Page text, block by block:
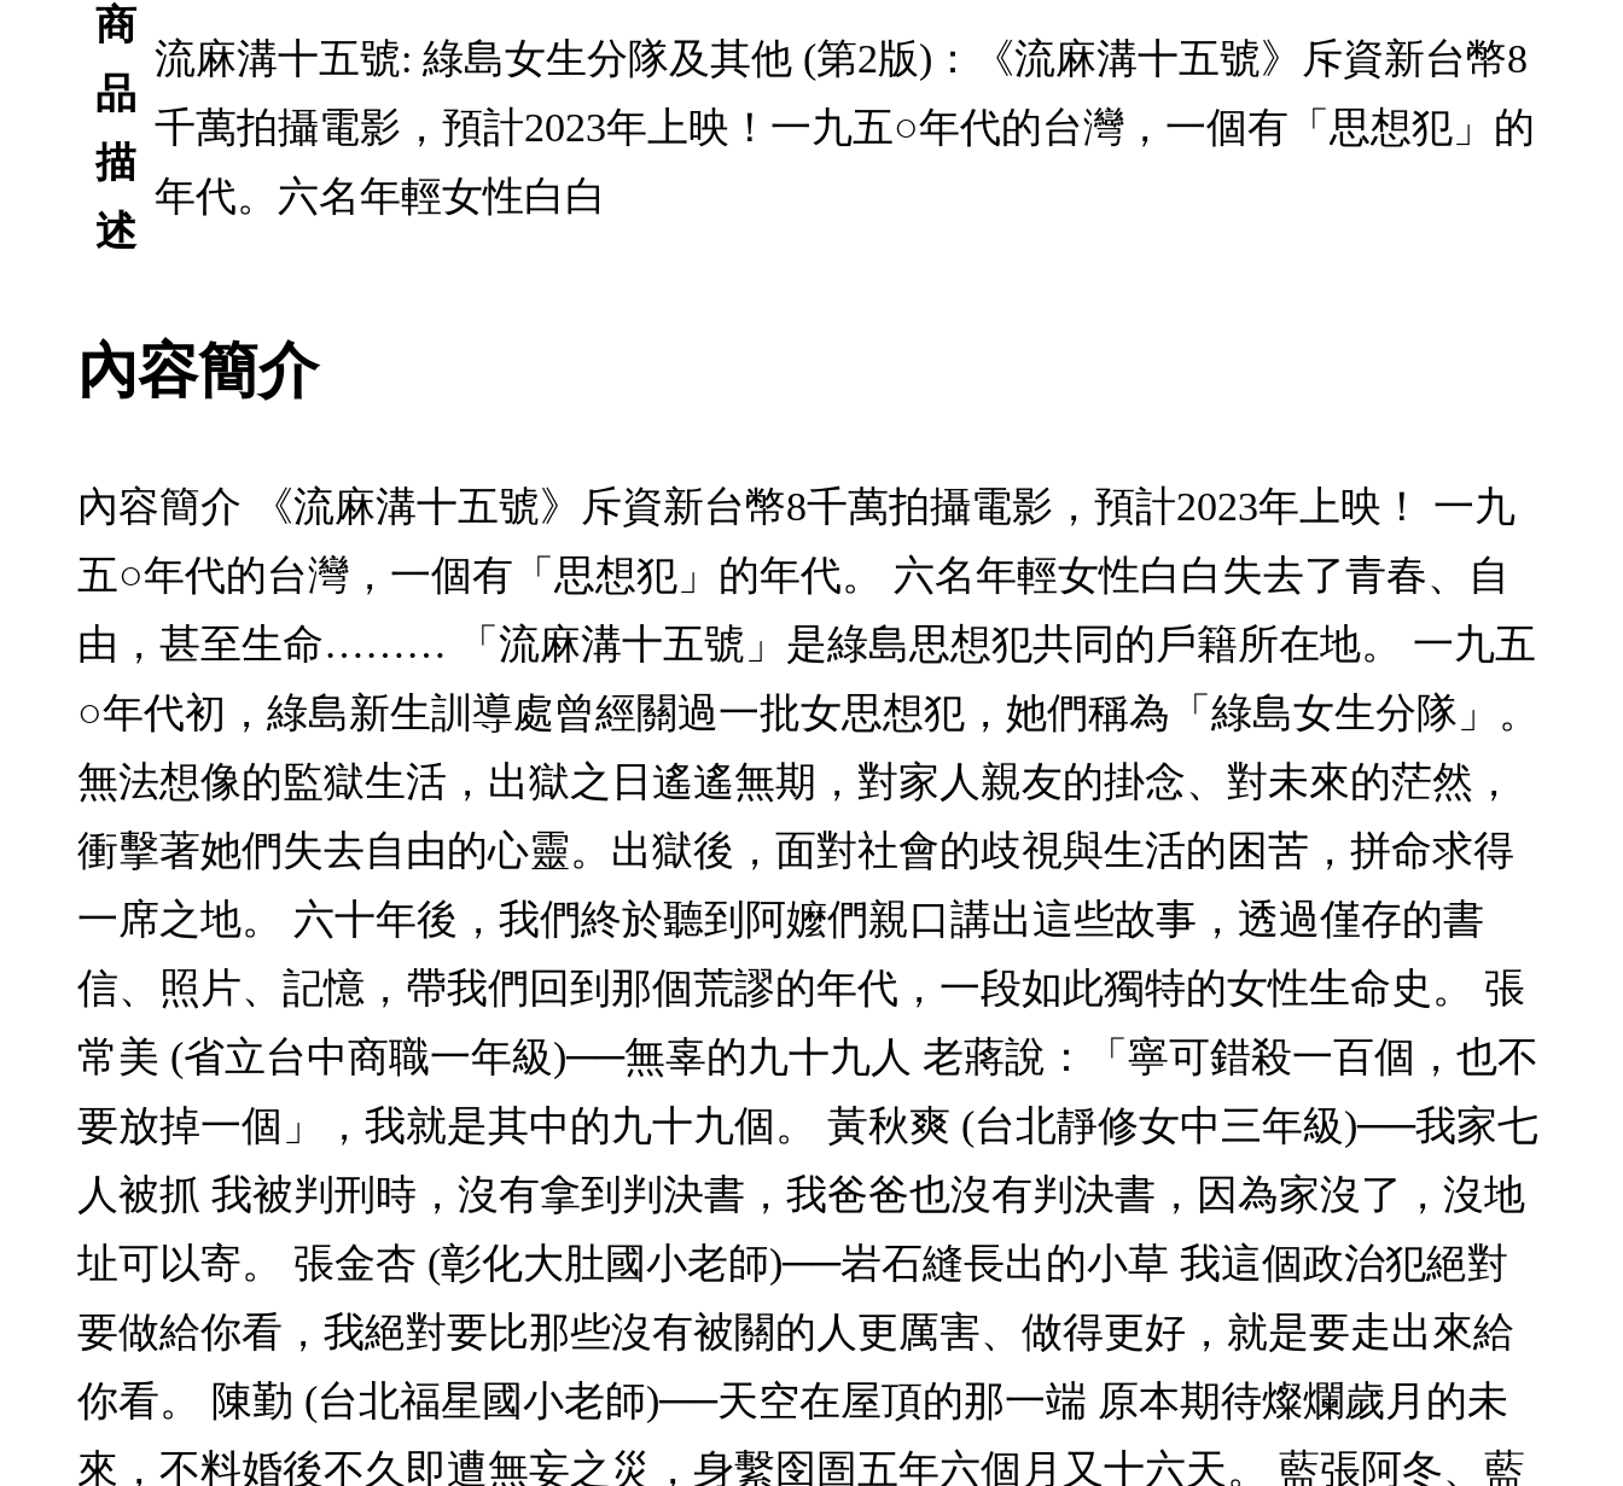
商
品
描
述
流麻溝十五號: 綠島女生分隊及其他 (第2版)：《流麻溝十五號》斥資新台幣8
千萬拍攝電影，預計2023年上映！一九五○年代的台灣，一個有「思想犯」的
年代。六名年輕女性白白
內容簡介
內容簡介 《流麻溝十五號》斥資新台幣8千萬拍攝電影，預計2023年上映！ 一九
五○年代的台灣，一個有「思想犯」的年代。 六名年輕女性白白失去了青春、自
由，甚至生命……… 「流麻溝十五號」是綠島思想犯共同的戶籍所在地。 一九五
○年代初，綠島新生訓導處曾經關過一批女思想犯，她們稱為「綠島女生分隊」。
無法想像的監獄生活，出獄之日遙遙無期，對家人親友的掛念、對未來的茫然，
衝擊著她們失去自由的心靈。出獄後，面對社會的歧視與生活的困苦，拼命求得
一席之地。 六十年後，我們終於聽到阿嬤們親口講出這些故事，透過僅存的書
信、照片、記憶，帶我們回到那個荒謬的年代，一段如此獨特的女性生命史。 張
常美 (省立台中商職一年級)──無辜的九十九人 老蔣說：「寧可錯殺一百個，也不
要放掉一個」，我就是其中的九十九個。 黃秋爽 (台北靜修女中三年級)──我家七
人被抓 我被判刑時，沒有拿到判決書，我爸爸也沒有判決書，因為家沒了，沒地
址可以寄。 張金杏 (彰化大肚國小老師)──岩石縫長出的小草 我這個政治犯絕對
要做給你看，我絕對要比那些沒有被關的人更厲害、做得更好，就是要走出來給
你看。 陳勤 (台北福星國小老師)──天空在屋頂的那一端 原本期待燦爛歲月的未
來，不料婚後不久即遭無妄之災，身繫囹圄五年六個月又十六天。 藍張阿冬、藍